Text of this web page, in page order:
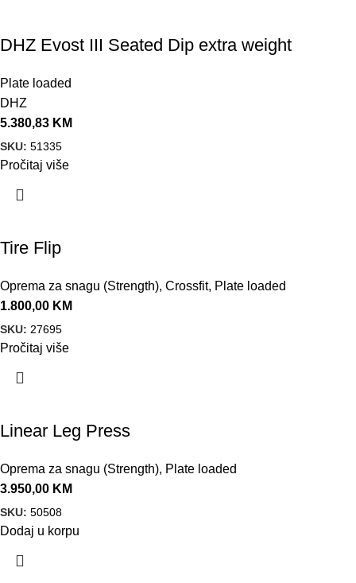
DHZ Evost III Seated Dip extra weight
Plate loaded
DHZ
5.380,83 KM
SKU: 51335
Pročitaj više
Tire Flip
Oprema za snagu (Strength), Crossfit, Plate loaded
1.800,00 KM
SKU: 27695
Pročitaj više
Linear Leg Press
Oprema za snagu (Strength), Plate loaded
3.950,00 KM
SKU: 50508
Dodaj u korpu